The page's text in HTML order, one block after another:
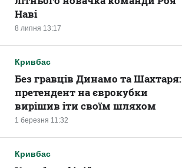
8 липня 13:17
Наві
Кривбас
1 березня 11:32
Без гравців Динамо та Шахтаря:
претендент на єврокубки
вирішив іти своїм шляхом
Кривбас